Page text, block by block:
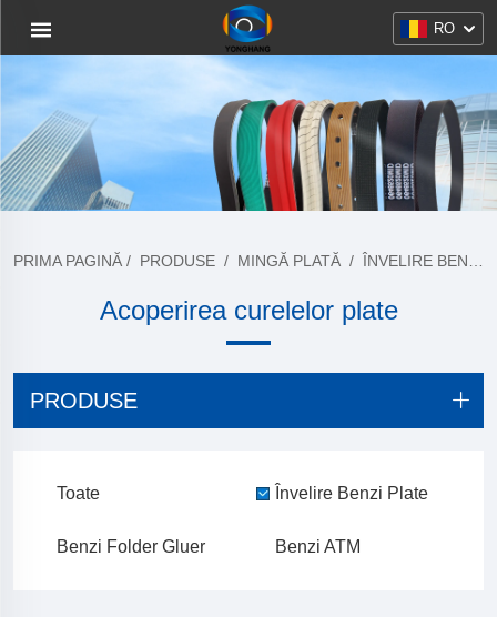
RO
PRIMA PAGINĂ / PRODUSE / MINGĂ PLATĂ / ÎNVELIRE BENZI PLATE
Acoperirea curelelor plate
PRODUSE
Toate Învelire Benzi Plate
Benzi Folder Gluer Benzi ATM